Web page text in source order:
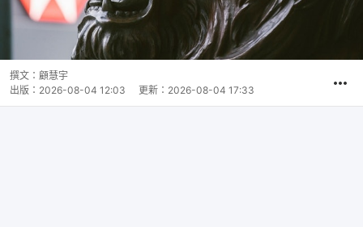
撰文： 顧慧宇
出版： 2026-08-04 12:03 更新： 2026-08-04 17:33